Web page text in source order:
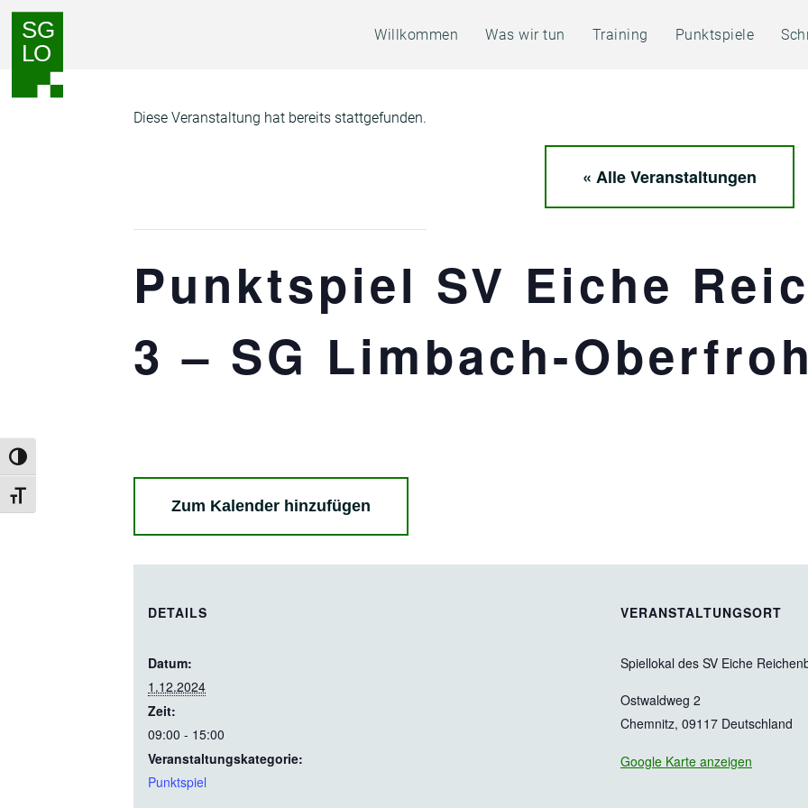
Zum
Inhalt
springen
Zur
Navigation
springen
Umschalten auf hohe Kontraste
Schrift vergrößern
Willkommen Was wir tun Training Punktspiele
« Alle Veranstaltungen
Diese Veranstaltung hat bereits stattgefunden.
Punktspiel SV Eiche
3 – SG Limbach-
Zum Kalender hinzufügen
DETAILS
Datum:
1.12.2024
Zeit:
09:00 - 15:00
Veranstaltungskategorie:
Punktspiel
VERANSTALTUNGSORT
Spiellokal des SV Eiche
Ostwaldweg 2
Chemnitz, 09117 Deutschland
Google Karte anzeigen